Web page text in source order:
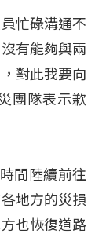
忙碌溝通不
有能夠與兩
對此我要向
團隊表示歉
間陸續前往
地方的災損
也恢復道路